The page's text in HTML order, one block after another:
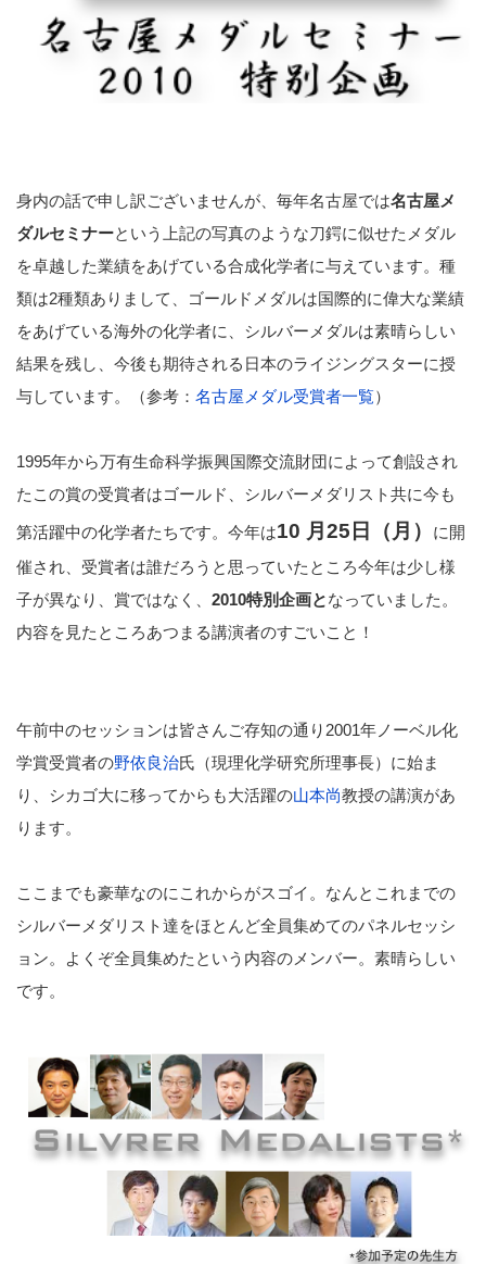
身内の話で申し訳ございませんが、毎年名古屋では名古屋メ
ダルセミナーという上記の写真のような刀鍔に似せたメダル
を卓越した業績をあげている合成化学者に与えています。種
類は2種類ありまして、ゴールドメダルは国際的に偉大な業績
をあげている海外の化学者に、シルバーメダルは素晴らしい
結果を残し、今後も期待される日本のライジングスターに授
与しています。（参考： 名古屋メダル受賞者一覧）
1995年から万有生命科学振興国際交流財団によって創設され
たこの賞の受賞者はゴールド、シルバーメダリスト共に今も
第活躍中の化学者たちです。今年は10 月25日（月）
に開
催され、受賞者は誰だろうと思っていたところ今年は少し様
子が異なり、賞ではなく、 2010特別企画となっていました。
内容を見たところあつまる講演者のすごいこと！
午前中のセッションは皆さんご存知の通り2001年ノーベル化
学賞受賞者の野依良治氏（現理化学研究所理事長）に始ま
り、シカゴ大に移ってからも大活躍の山本尚教授の講演があ
ります。
ここまでも豪華なのにこれからがスゴイ。なんとこれまでの
シルバーメダリスト達をほとんど全員集めてのパネルセッシ
ョン。よくぞ全員集めたという内容のメンバー。素晴らしい
です。